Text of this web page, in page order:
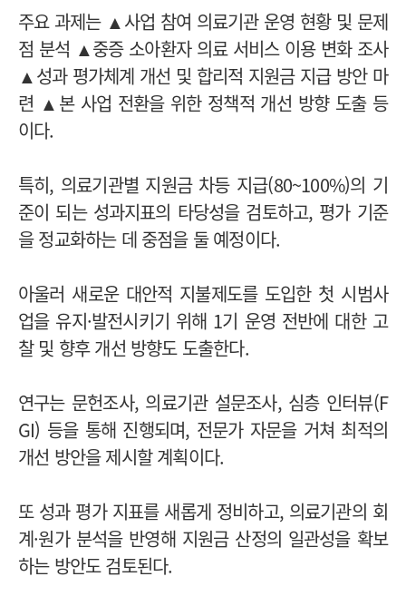
주요 과제는 ▲사업 참여 의료기관 운영 현황 및 문제
점 분석 ▲중증 소아환자 의료 서비스 이용 변화 조사
▲성과 평가체계 개선 및 합리적 지원금 지급 방안 마
련 ▲본 사업 전환을 위한 정책적 개선 방향 도출 등
이다.
특히, 의료기관별 지원금 차등 지급(80~100%)의 기
준이 되는 성과지표의 타당성을 검토하고, 평가 기준
을 정교화하는 데 중점을 둘 예정이다.
아울러 새로운 대안적 지불제도를 도입한 첫 시범사
업을 유지·발전시키기 위해 1기 운영 전반에 대한 고
찰 및 향후 개선 방향도 도출한다.
연구는 문헌조사, 의료기관 설문조사, 심층 인터뷰(F
GI) 등을 통해 진행되며, 전문가 자문을 거쳐 최적의
개선 방안을 제시할 계획이다.
또 성과 평가 지표를 새롭게 정비하고, 의료기관의 회
계·원가 분석을 반영해 지원금 산정의 일관성을 확보
하는 방안도 검토된다.